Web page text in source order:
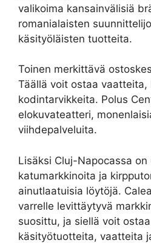
valikoima kansainvälisiä
romanialaisten
käsityöläisten tuotteita.
Toinen merkittävä
Täällä voit ostaa vaatteita,
kodintarvikkeita. Polus
elokuvateatteri,
viihdepalveluita.
Lisäksi Cluj-Napocassa on
katumarkkinoita ja
ainutlaatuisia löytöjä.
varrelle levittäytyvä
suosittu, ja siellä voit
käsityötuotteita, vaatteita